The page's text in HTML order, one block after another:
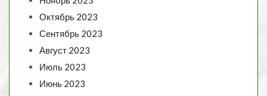
Октябрь 2023
Сентябрь 2023
Август 2023
Июль 2023
Июнь 2023